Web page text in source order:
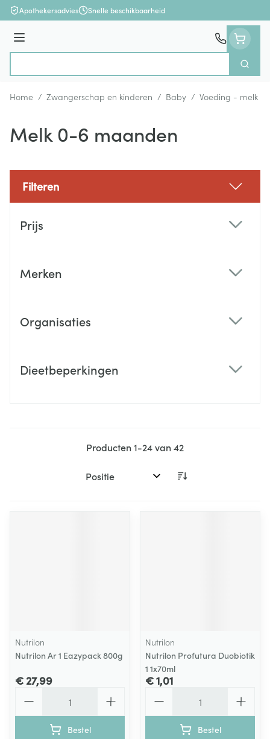
Ga naar de inhoud
Apothekersadvies Snelle beschikbaarheid
Menu
Zoek
Home / Zwangerschap en kinderen / Baby / Voeding - melk
Melk 0-6 maanden
Filteren
Prijs
Merken
Organisaties
Dieetbeperkingen
Producten1-24van42
Sorteer op:
Nutrilon
Nutrilon Ar 1 Eazypack 800g
€ 27,99
Bestel
Nutrilon
Nutrilon Profutura Duobiotik
1 1x70ml
€ 1,01
Bestel